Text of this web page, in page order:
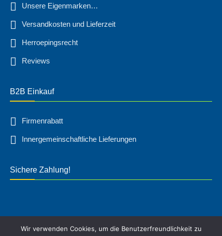
Unsere Eigenmarken…
Versandkosten und Lieferzeit
Herroepingsrecht
Reviews
B2B Einkauf
Firmenrabatt
Innergemeinschaftliche Lieferungen
Sichere Zahlung!
Wir verwenden Cookies, um die Benutzerfreundlichkeit zu